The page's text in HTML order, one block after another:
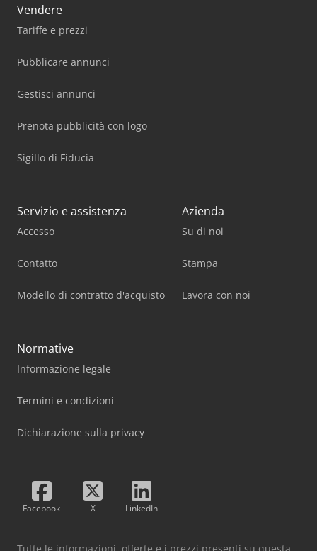
Vendere
Tariffe e prezzi
Pubblicare annunci
Gestisci annunci
Prenota pubblicità con logo
Sigillo di Fiducia
Servizio e assistenza
Accesso
Contatto
Modello di contratto d'acquisto
Azienda
Su di noi
Stampa
Lavora con noi
Normative
Informazione legale
Termini e condizioni
Dichiarazione sulla privacy
Facebook X LinkedIn
Tutte le informazioni, offerte e i prezzi presenti su questa